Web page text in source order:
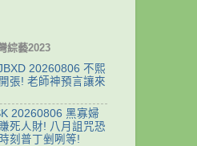
綜藝2023
20260806 不熙
張! 老師神預言讓來
20260806 黑寡婦
死人財! 八月詛咒恐
刻普丁剉咧等!